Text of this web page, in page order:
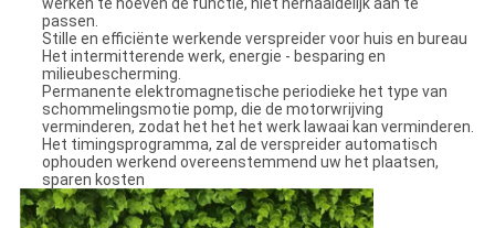
werken te hoeven de functie, niet herhaaldelijk aan te
passen.
Stille en efficiënte werkende verspreider voor huis en bureau
Het intermitterende werk, energie - besparing en
milieubescherming.
Permanente elektromagnetische periodieke het type van
schommelingsmotie pomp, die de motorwrijving
verminderen, zodat het het het werk lawaai kan verminderen.
Het timingsprogramma, zal de verspreider automatisch
ophouden werkend overeenstemmend uw het plaatsen,
sparen kosten